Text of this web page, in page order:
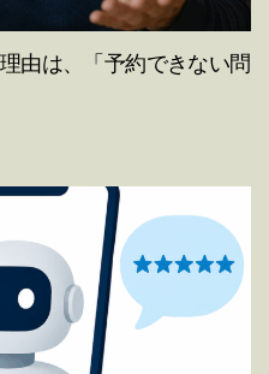
由は、「予約できない問